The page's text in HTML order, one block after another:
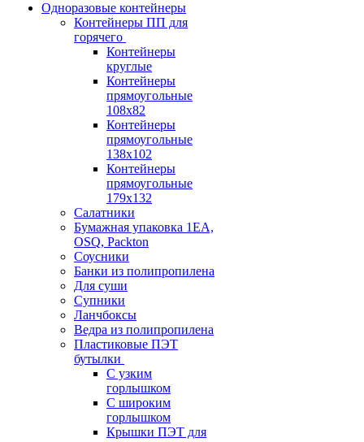
Одноразовые контейнеры
Контейнеры ПП для
горячего
Контейнеры
круглые
Контейнеры
прямоугольные
108х82
Контейнеры
прямоугольные
138х102
Контейнеры
прямоугольные
179х132
Салатники
Бумажная упаковка 1ЕА,
OSQ, Packton
Соусники
Банки из полипропилена
Для суши
Супники
Ланчбоксы
Ведра из полипропилена
Пластиковые ПЭТ
бутылки
С узким
горлышком
С широким
горлышком
Крышки ПЭТ для